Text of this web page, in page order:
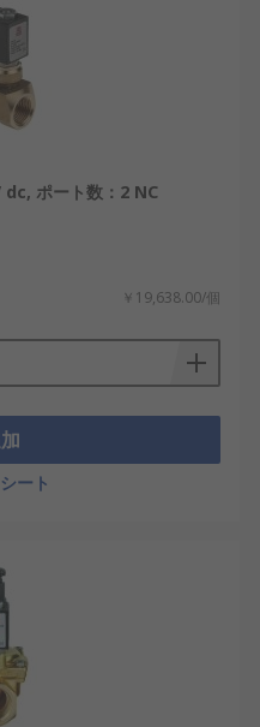
dc, ポート数：2 NC
￥19,638.00/個
ート